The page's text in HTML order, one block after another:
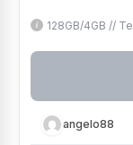
128GB/4GB //
angelo88